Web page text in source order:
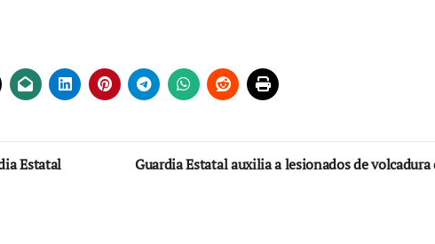
Estatal
Guardia Estatal auxilia a lesionados de